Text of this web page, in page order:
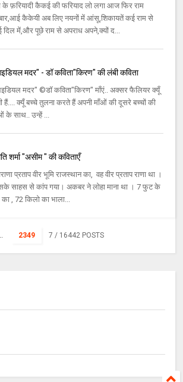
के फ़रियादी कैकई की फरियाद लो लगा आज फिर राम
कैकेयी अब लिए नयनों में आंसू,शिकायतें कई राम से
दिल में,और पूछे राम से अपराध अपने,क्यों द...
मदर" - डॉ कविता"किरण" की लंबी कविता
मदर" ©डॉ कविता"किरण" माँएं.. अक्सर फैलियर क्यूँ
हैं.... क्यूँ बच्चे तुलना करते हैं अपनी माँओं की दूसरे बच्चों की
के साथ.. उन्हें ...
शर्मा "असीम " की कविताएँ
प्रताप वीर भूमि राजस्थान का, वह वीर प्रताप राणा था ।
साहस से कांप गया। अकबर ने लोहा माना था । 7 फुट के
का , 72 किलो का भाला...
2349 7 / 16442 POSTS